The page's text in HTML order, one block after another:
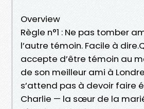
Overview
Règle n°1 : Ne pas tomber
l’autre témoin. Facile à
accepte d’être témoin au
de son meilleur ami à
s’attend pas à devoir faire
Charlie — la sœur de la